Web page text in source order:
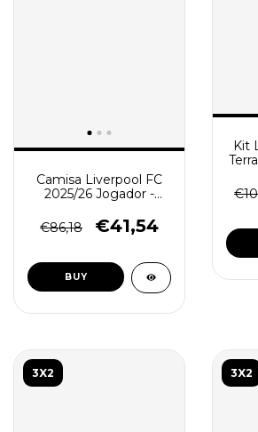
Camisa Liverpool FC
2025/26 Jogador -
Masculina - Vermelha
€86,18 €41,54
BUY
Kit
3X2 3X2